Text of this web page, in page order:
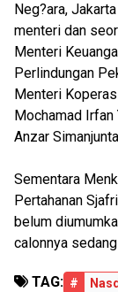
Neg?ara,
menteri dan
Menteri
Perlindungan
Menteri
Mochamad Irfan
Anzar
Sementara
Pertahanan
belum
calonnya
TAG: #